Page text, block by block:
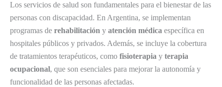
Los servicios de salud son fundamentales para el bienestar de las
personas con discapacidad. En Argentina, se implementan
programas de rehabilitación y atención médica específica en
hospitales públicos y privados. Además, se incluye la cobertura
de tratamientos terapéuticos, como fisioterapia y terapia
ocupacional, que son esenciales para mejorar la autonomía y
funcionalidad de las personas afectadas.